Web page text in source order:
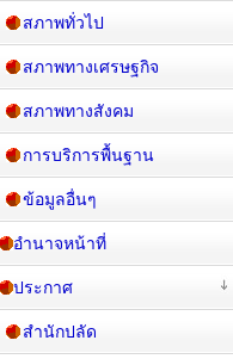
สภาพทั่วไป
สภาพทางเศรษฐกิจ
สภาพทางสังคม
การบริการพื้นฐาน
ข้อมูลอื่นๆ
อำนาจหน้าที่
ประกาศ
สำนักปลัด